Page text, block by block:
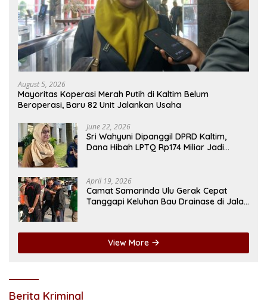
August 5, 2026
Mayoritas Koperasi Merah Putih di Kaltim Belum
Beroperasi, Baru 82 Unit Jalankan Usaha
June 22, 2026
Sri Wahyuni Dipanggil DPRD Kaltim,
Dana Hibah LPTQ Rp174 Miliar Jadi
April 19, 2026
Camat Samarinda Ulu Gerak Cepat
Tanggapi Keluhan Bau Drainase di Jalan
View More
Berita Kriminal